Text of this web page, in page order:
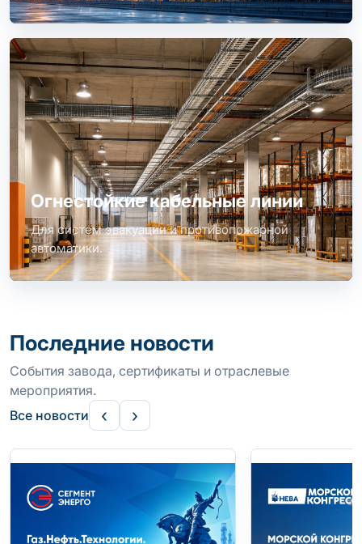
Огнестойкие кабельные линии
Для систем эвакуации и противопожарной
автоматики.
Последние новости
События завода, сертификаты и отраслевые
мероприятия.
Все новости
‹ ›